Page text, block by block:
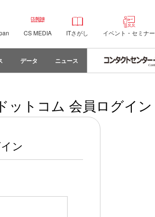
CS MEDIA ITさがし イベント・セミナー
データ ニュース
ットコム 会員ログイン
ン